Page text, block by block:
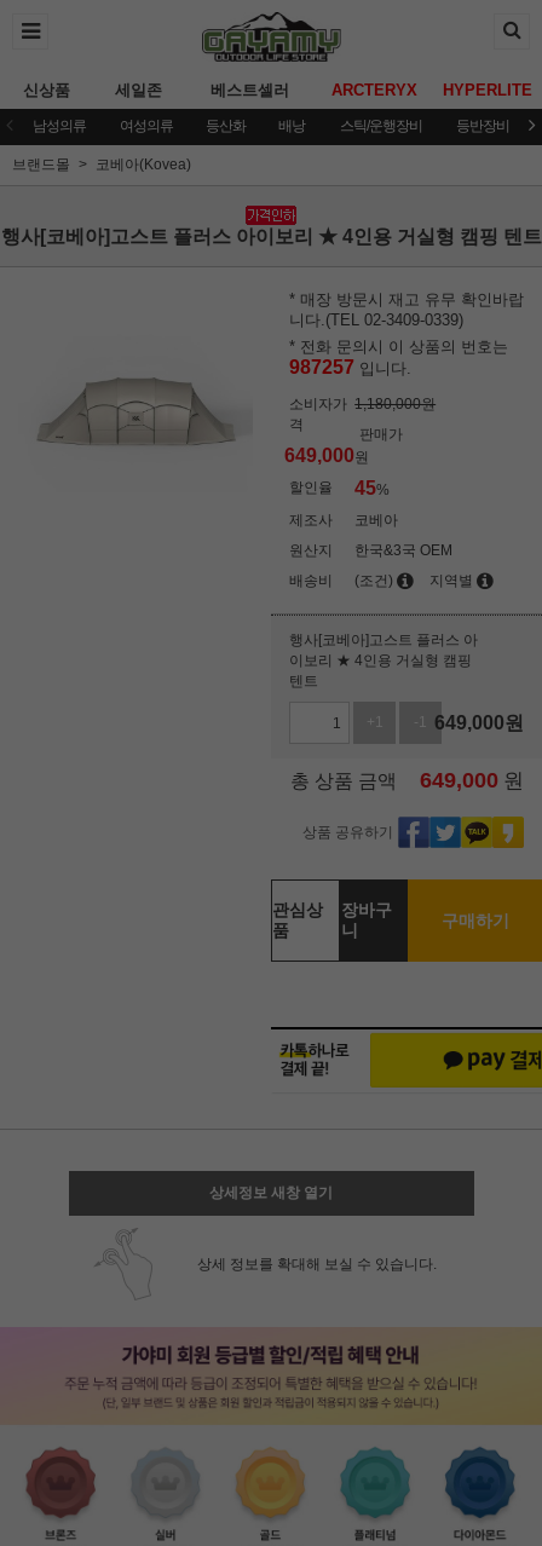
신상품 세일존 베스트셀러 ARCTERYX HYPERLITE
남성의류 여성의류 등산화 배낭 스틱/운행장비 등반장비
브랜드몰 코베아(Kovea)
행사[코베아]고스트 플러스 아이보리 ★ 4인용 거실형 캠핑 텐트
* 매장 방문시 재고 유무 확인바랍
니다.(TEL 02-3409-0339)
* 전화 문의시 이 상품의 번호는
987257 입니다.
소비자가
격
1,180,000원
판매가
649,000원
할인율
45%
제조사
코베아
원산지
한국&3국 OEM
배송비
(조건) 지역별
행사[코베아]고스트 플러스 아
이보리 ★ 4인용 거실형 캠핑
텐트
+1 -1 649,000원
총 상품 금액 649,000 원
상품 공유하기
관심상
품
장바구
니
구매하기
상세정보 새창 열기
상세 정보를 확대해 보실 수 있습니다.